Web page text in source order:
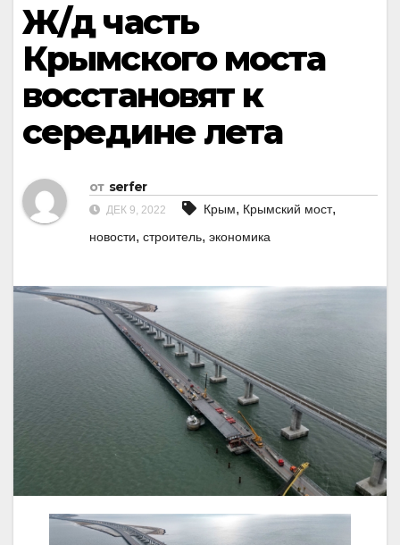
Ж/д часть
Крымского моста
восстановят к
середине лета
от serfer
ДЕК 9, 2022 Крым, Крымский мост,
новости, строитель, экономика